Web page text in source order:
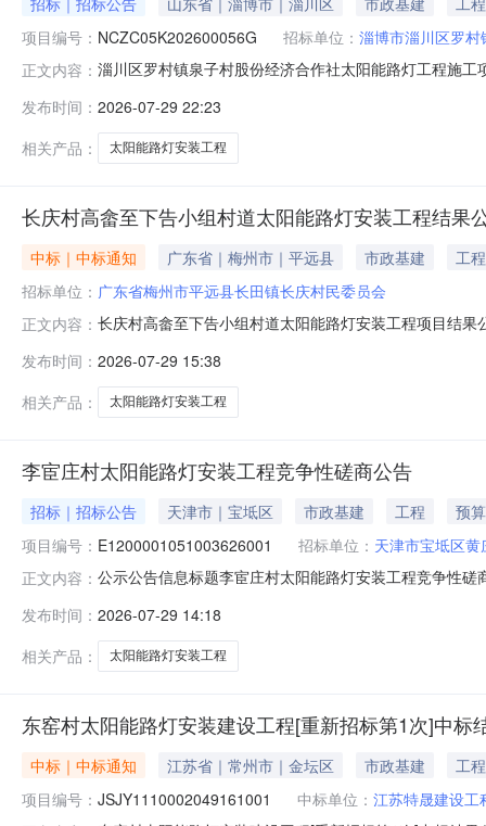
项目编号： NCZC05K202600056G 招标单位： 淄博市淄川区罗
正文内容： 淄川区罗村镇泉子村股份经济合作社太阳能路灯工程施
博市淄川区罗村镇泉子村股份经济合作社住址淄川区罗
发布时间： 2026-07-29 22:23
相关产品：
太阳能路灯安装工程
长庆村高畲至下告小组村道太阳能路灯安装工程结果
中标｜中标通知 广东省｜梅州市｜平远县 市政基建
工程
招标单位： 广东省梅州市平远县长田镇长庆村民委员会
正文内容： 长庆村高畲至下告小组村道太阳能路灯安装工程项目结
月28日至2026年08月03日,公示期间对本次交易程序或
位名称反映
发布时间： 2026-07-29 15:38
相关产品：
太阳能路灯安装工程
李宦庄村太阳能路灯安装工程竞争性磋商公告
招标｜招标公告 天津市｜宝坻区 市政基建 工程
预
项目编号： E1200001051003626001 招标单位： 天津市宝坻区
正文内容： 公示公告信息标题李宦庄村太阳能路灯安装工程竞争性
机关批准，项目资金来源为自筹资金89976元，招标人
目规模：李宦庄村太阳能路灯
发布时间： 2026-07-29 14:18
相关产品：
太阳能路灯安装工程
东窑村太阳能路灯安装建设工程[重新招标第1次]中标
中标｜中标通知 江苏省｜常州市｜金坛区 市政基建
工程
项目编号： JSJY1110002049161001 中标单位： 江苏特晟建设工